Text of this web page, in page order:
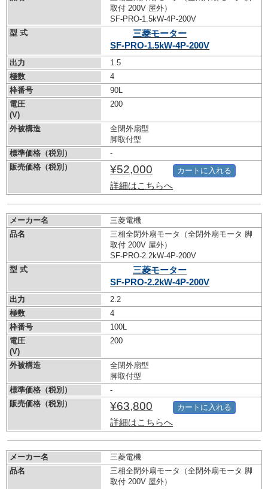
取付 200V 屋外）
SF-PRO-1.5kW-4P-200V
型 式
三菱モーター
SF-PRO-1.5kW-4P-200V
出力
1.5
極数
4
枠番号
90L
電圧
(V)
200
外被構造
全閉外扇型
脚取付型
標準価格（税別）
-
販売価格（税別）
¥52,000
詳細はこちらへ
カートに入れる
メーカー名
三菱電機
品名
三相全閉外扇モータ（全閉外扇モータ 脚
取付 200V 屋外）
SF-PRO-2.2kW-4P-200V
型 式
三菱モーター
SF-PRO-2.2kW-4P-200V
出力
2.2
極数
4
枠番号
100L
電圧
(V)
200
外被構造
全閉外扇型
脚取付型
標準価格（税別）
-
販売価格（税別）
¥63,800
詳細はこちらへ
カートに入れる
メーカー名
三菱電機
品名
三相全閉外扇モータ（全閉外扇モータ 脚
取付 200V 屋外）